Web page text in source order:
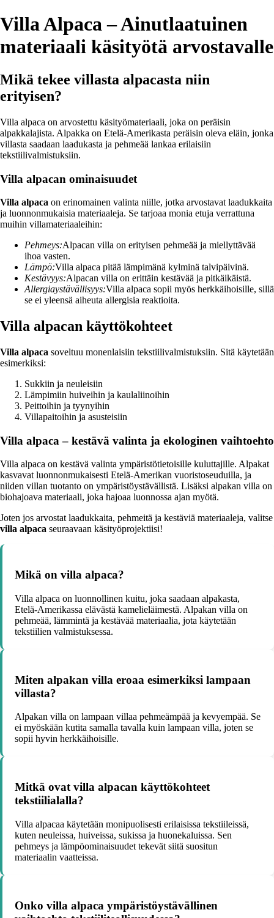
Villa Alpaca – Ainutlaatuinen
materiaali käsityötä arvostavalle
Mikä tekee villasta alpacasta niin
erityisen?
Villa alpaca on arvostettu käsityömateriaali, joka on peräisin
alpakkalajista. Alpakka on Etelä-Amerikasta peräisin oleva eläin, jonka
villasta saadaan laadukasta ja pehmeää lankaa erilaisiin
tekstiilivalmistuksiin.
Villa alpacan ominaisuudet
Villa alpaca on erinomainen valinta niille, jotka arvostavat laadukkaita
ja luonnonmukaisia materiaaleja. Se tarjoaa monia etuja verrattuna
muihin villamateriaaleihin:
Pehmeys:Alpacan villa on erityisen pehmeää ja miellyttävää
ihoa vasten.
Lämpö:Villa alpaca pitää lämpimänä kylminä talvipäivinä.
Kestävyys:Alpacan villa on erittäin kestävää ja pitkäikäistä.
Allergiaystävällisyys:Villa alpaca sopii myös herkkäihoisille, sillä
se ei yleensä aiheuta allergisia reaktioita.
Villa alpacan käyttökohteet
Villa alpaca soveltuu monenlaisiin tekstiilivalmistuksiin. Sitä käytetään
esimerkiksi:
Sukkiin ja neuleisiin
Lämpimiin huiveihin ja kaulaliinoihin
Peittoihin ja tyynyihin
Villapaitoihin ja asusteisiin
Villa alpaca – kestävä valinta ja ekologinen vaihtoehto
Villa alpaca on kestävä valinta ympäristötietoisille kuluttajille. Alpakat
kasvavat luonnonmukaisesti Etelä-Amerikan vuoristoseuduilla, ja
niiden villan tuotanto on ympäristöystävällistä. Lisäksi alpakan villa on
biohajoava materiaali, joka hajoaa luonnossa ajan myötä.
Joten jos arvostat laadukkaita, pehmeitä ja kestäviä materiaaleja, valitse
villa alpaca seuraavaan käsityöprojektiisi!
Mikä on villa alpaca?
Villa alpaca on luonnollinen kuitu, joka saadaan alpakasta,
Etelä-Amerikassa elävästä kamelieläimestä. Alpakan villa on
pehmeää, lämmintä ja kestävää materiaalia, jota käytetään
tekstiilien valmistuksessa.
Miten alpakan villa eroaa esimerkiksi lampaan
villasta?
Alpakan villa on lampaan villaa pehmeämpää ja kevyempää. Se
ei myöskään kutita samalla tavalla kuin lampaan villa, joten se
sopii hyvin herkkäihoisille.
Mitkä ovat villa alpacan käyttökohteet
tekstiilialalla?
Villa alpacaa käytetään monipuolisesti erilaisissa tekstiileissä,
kuten neuleissa, huiveissa, sukissa ja huonekaluissa. Sen
pehmeys ja lämpöominaisuudet tekevät siitä suositun
materiaalin vaatteissa.
Onko villa alpaca ympäristöystävällinen